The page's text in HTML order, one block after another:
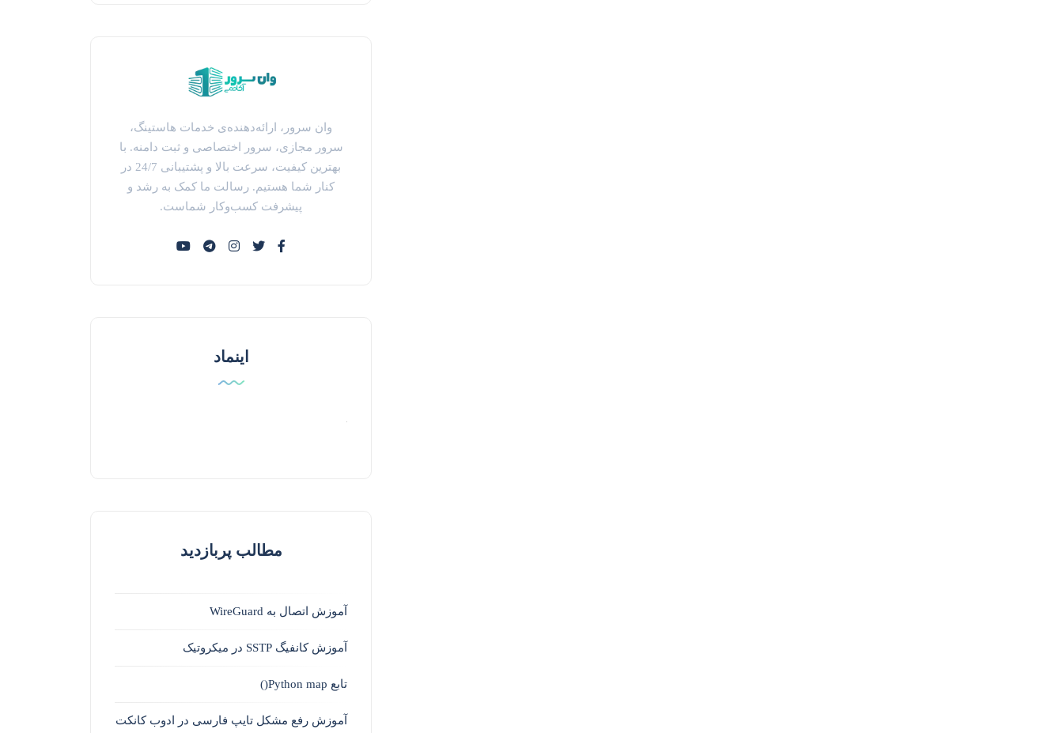
وان سرور، ارائه‌دهنده‌ی خدمات هاستینگ،
سرور مجازی، سرور اختصاصی و ثبت دامنه. با
بهترین کیفیت، سرعت بالا و پشتیبانی 24/7 در
کنار شما هستیم. رسالت ما کمک به رشد و
پیشرفت کسب‌وکار شماست.
اینماد
مطالب پربازدید
آموزش اتصال به WireGuard
آموزش کانفیگ SSTP در میکروتیک
تابع Python map()
آموزش رفع مشکل تایپ فارسی در ادوب کانکت